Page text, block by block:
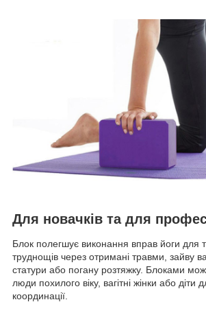
Для новачків та для
Блок полегшує виконання вправ йоги для
труднощів через отримані травми, зайву
статури або погану розтяжку. Блоками
люди похилого віку, вагітні жінки або діти
координації.